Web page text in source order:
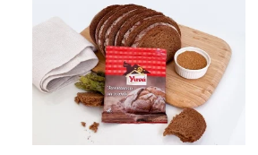
коментира рецептата
Киноа със зеленчуци